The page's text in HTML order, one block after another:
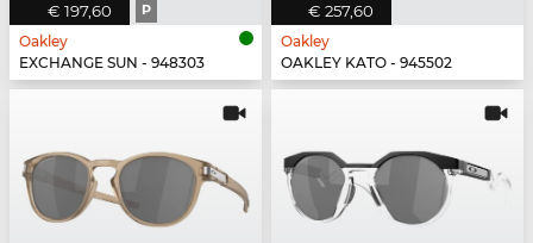
€ 197,60 P
Oakley
EXCHANGE SUN - 948303
€ 257,60
Oakley
OAKLEY KATO - 945502